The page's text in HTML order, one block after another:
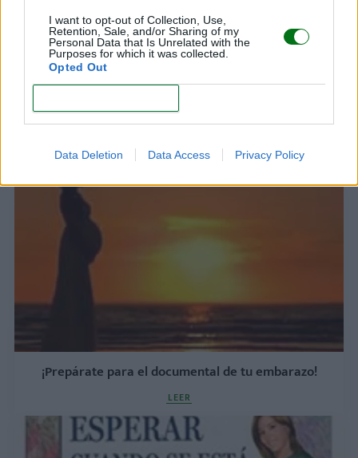
I want to opt-out of Collection, Use,
Retention, Sale, and/or Sharing of my
Personal Data that Is Unrelated with the
Purposes for which it was collected.
Opted Out
Data Deletion Data Access Privacy Policy
¿Conoces el síndrome de Couvade? Es un
"embarazo" en hombres
LEER
¡Prepárate para el documental de tu embarazo!
LEER